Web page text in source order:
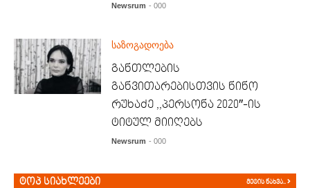
Newsrum - 000
საზოგადოება
განთლების
განვითარებისთვის ნინო
რუხაძე ,,პერსონა 2020″-ის
ტიტულ მიიღებს
Newsrum - 000
ტოპ სიახლეები მეტის ნახვა..